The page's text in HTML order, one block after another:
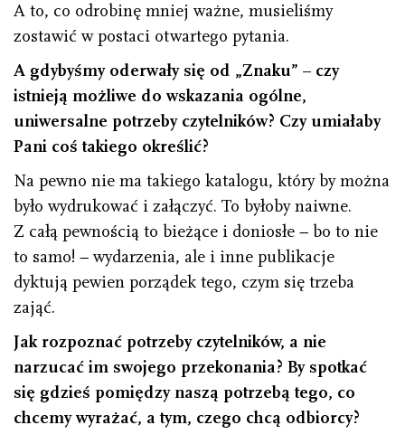
A to, co odrobinę mniej ważne, musieliśmy
zostawić w postaci otwartego pytania.
A gdybyśmy oderwały się od „Znaku” – czy
istnieją możliwe do wskazania ogólne,
uniwersalne potrzeby czytelników? Czy umiałaby
Pani coś takiego określić?
Na pewno nie ma takiego katalogu, który by można
było wydrukować i załączyć. To byłoby naiwne.
Z całą pewnością to bieżące i doniosłe − bo to nie
to samo! − wydarzenia, ale i inne publikacje
dyktują pewien porządek tego, czym się trzeba
zająć.
Jak rozpoznać potrzeby czytelników, a nie
narzucać im swojego przekonania? By spotkać
się gdzieś pomiędzy naszą potrzebą tego, co
chcemy wyrażać, a tym, czego chcą odbiorcy?